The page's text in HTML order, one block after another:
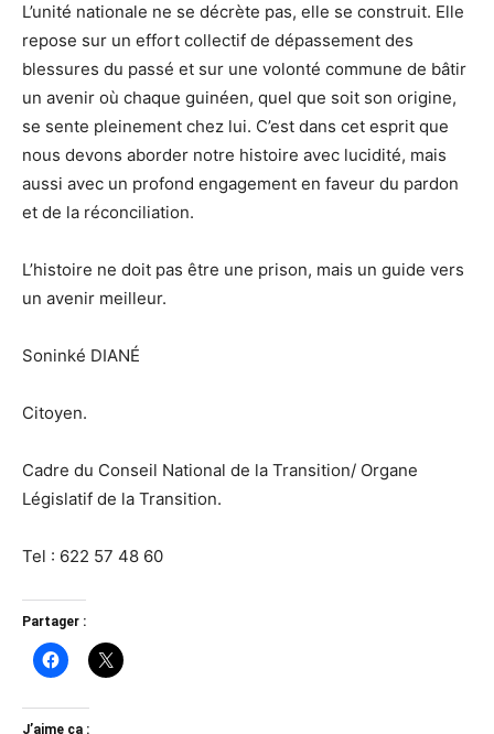
L’unité nationale ne se décrète pas, elle se construit. Elle
repose sur un effort collectif de dépassement des
blessures du passé et sur une volonté commune de bâtir
un avenir où chaque guinéen, quel que soit son origine,
se sente pleinement chez lui. C’est dans cet esprit que
nous devons aborder notre histoire avec lucidité, mais
aussi avec un profond engagement en faveur du pardon
et de la réconciliation.
L’histoire ne doit pas être une prison, mais un guide vers
un avenir meilleur.
Soninké DIANÉ
Citoyen.
Cadre du Conseil National de la Transition/ Organe
Législatif de la Transition.
Tel : 622 57 48 60
Partager :
J’aime ça :